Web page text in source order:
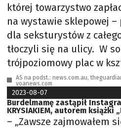
której towarzystwo
na wystawie sklepowej –
dla seksturystów z
tłoczyli się na ulicy. W
trójpoziomowy plac w
AS na podst.: news.com.au,
voanews.com
2023-08-07
Burdelmamę zastąpił
KRYSIAKIEM, autorem książki
– „Zawsze zajmowałem